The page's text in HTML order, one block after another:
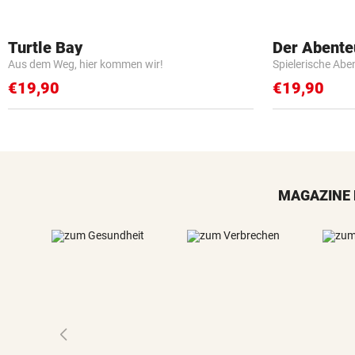
Turtle Bay
Aus dem Weg, hier kommen wir!
€19,90
Der
Spielerische
€19,90
MAGAZINE